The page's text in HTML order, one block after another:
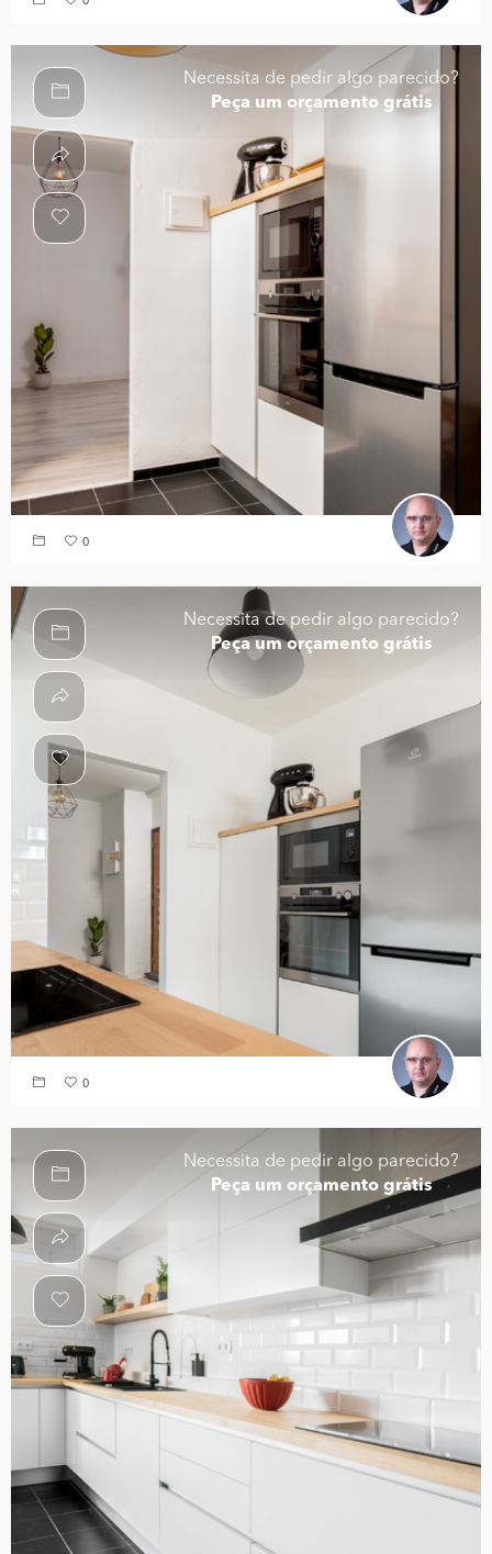
Necessita de pedir algo parecido?
Peça um orçamento grátis
0
Necessita de pedir algo parecido?
Peça um orçamento grátis
0
Necessita de pedir algo parecido?
Peça um orçamento grátis